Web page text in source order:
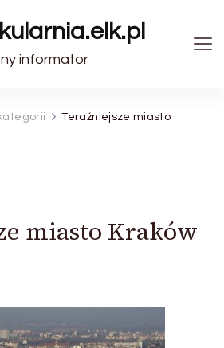
informator
Teraźniejsze miasto
miasto Kraków